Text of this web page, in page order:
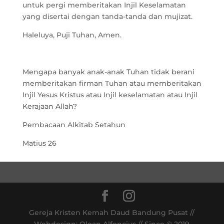
untuk pergi memberitakan Injil Keselamatan
yang disertai dengan tanda-tanda dan mujizat.
Haleluya, Puji Tuhan, Amen.
Mengapa banyak anak-anak Tuhan tidak berani
memberitakan firman Tuhan atau memberitakan
Injil Yesus Kristus atau Injil keselamatan atau Injil
Kerajaan Allah?
Pembacaan Alkitab Setahun
Matius 26
Gereja Kristen Kemah Daud Bandung Pusat //